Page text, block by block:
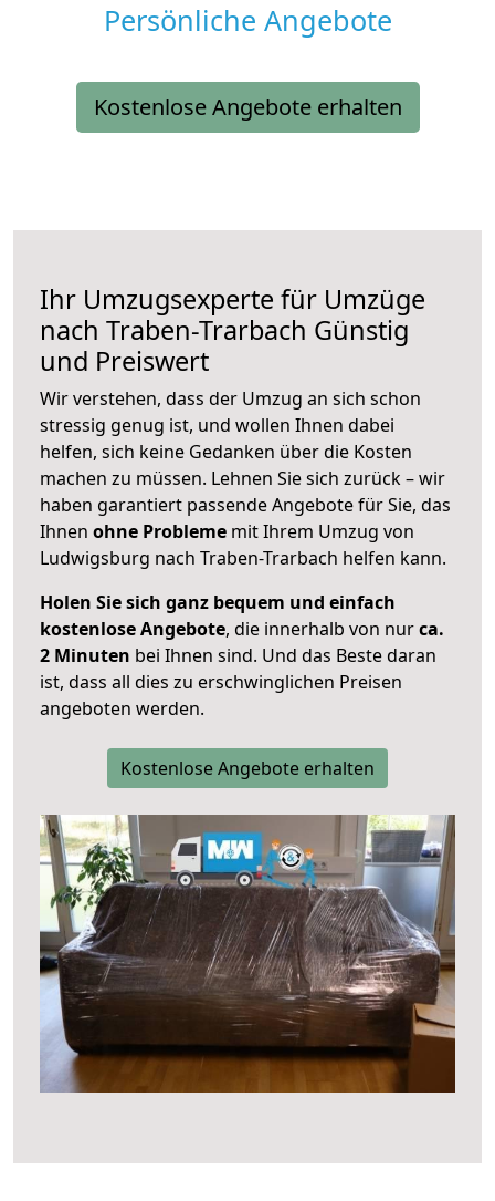
Persönliche Angebote
Kostenlose Angebote erhalten
Ihr Umzugsexperte für Umzüge
nach Traben-Trarbach Günstig
und Preiswert
Wir verstehen, dass der Umzug an sich schon
stressig genug ist, und wollen Ihnen dabei
helfen, sich keine Gedanken über die Kosten
machen zu müssen. Lehnen Sie sich zurück – wir
haben garantiert passende Angebote für Sie, das
Ihnen ohne Probleme mit Ihrem Umzug von
Ludwigsburg nach Traben-Trarbach helfen kann.
Holen Sie sich ganz bequem und einfach
kostenlose Angebote, die innerhalb von nurca.
2 Minuten bei Ihnen sind. Und das Beste daran
ist, dass all dies zu erschwinglichen Preisen
angeboten werden.
Kostenlose Angebote erhalten